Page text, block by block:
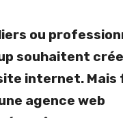
ou
souhaitent
internet. Mais
agence web